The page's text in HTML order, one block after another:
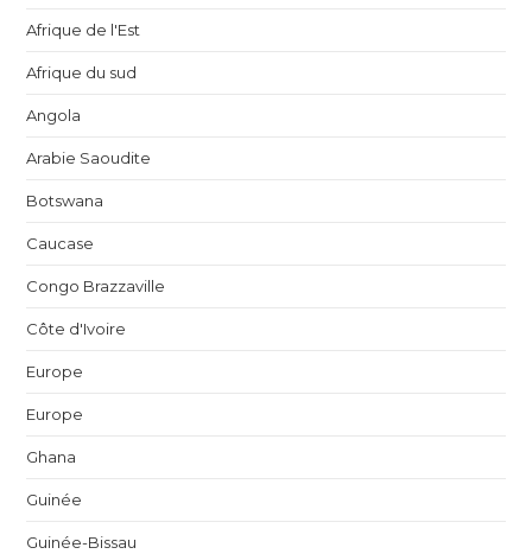
Afrique de l'Est
Afrique du sud
Angola
Arabie Saoudite
Botswana
Caucase
Congo Brazzaville
Côte d'Ivoire
Europe
Europe
Ghana
Guinée
Guinée-Bissau